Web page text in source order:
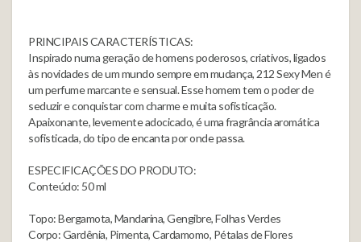
PRINCIPAIS CARACTERÍSTICAS:
Inspirado numa geração de homens poderosos, criativos, ligados
às novidades de um mundo sempre em mudança, 212 Sexy Men é
um perfume marcante e sensual. Esse homem tem o poder de
seduzir e conquistar com charme e muita sofisticação.
Apaixonante, levemente adocicado, é uma fragrância aromática
sofisticada, do tipo de encanta por onde passa.
ESPECIFICAÇÕES DO PRODUTO:
Conteúdo: 50 ml
Topo: Bergamota, Mandarina, Gengibre, Folhas Verdes
Corpo: Gardênia, Pimenta, Cardamomo, Pétalas de Flores